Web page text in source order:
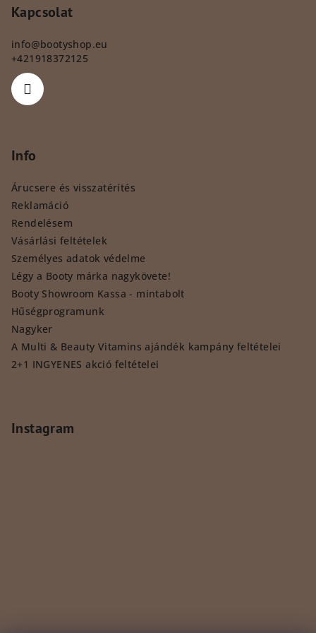
Kapcsolat
info@bootyshop.eu
+421918372125
Info
Árucsere és visszatérítés
Reklamáció
Rendelésem
Vásárlási feltételek
Személyes adatok védelme
Légy a Booty márka nagykövete!
Booty Showroom Kassa - mintabolt
Hűségprogramunk
Nagyker
A Multi & Beauty Vitamins ajándék kampány feltételei
2+1 INGYENES akció feltételei
Instagram